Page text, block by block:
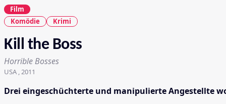
Film
Komödie
Krimi
Kill the Boss
Horrible Bosses
USA , 2011
Drei eingeschüchterte und manipulierte Angestellte